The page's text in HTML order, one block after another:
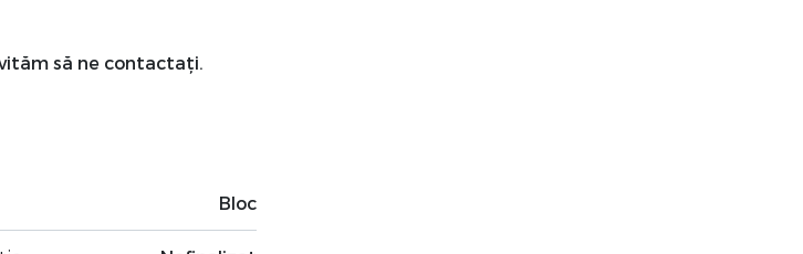
să ne contactați.
Bloc